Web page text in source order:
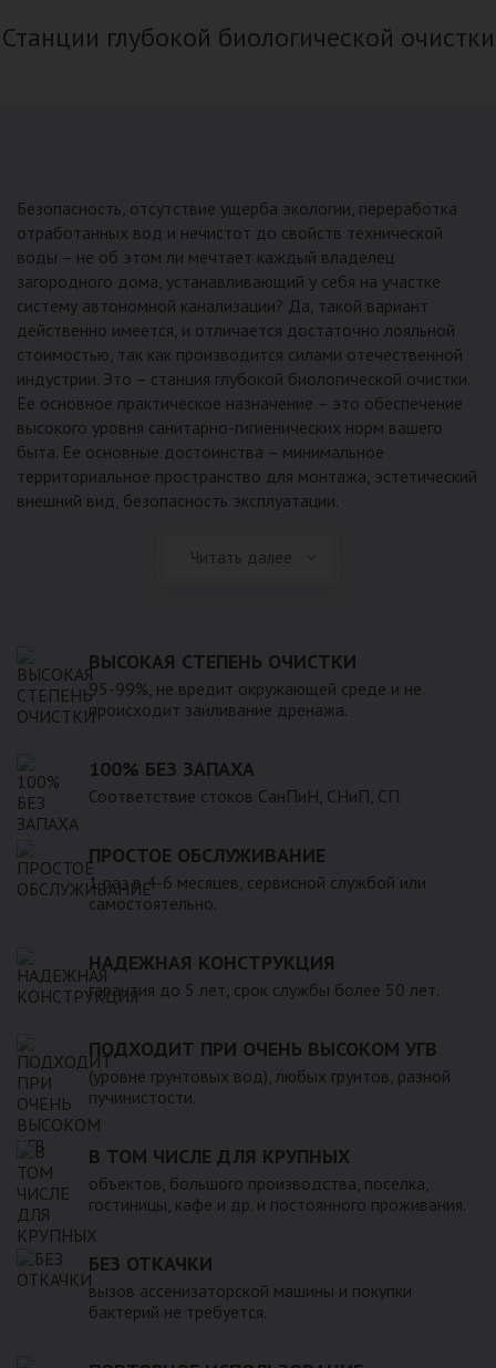
Станции глубокой биологической очистки
Безопасность, отсутствие ущерба экологии, переработка
отработанных вод и нечистот до свойств технической
воды – не об этом ли мечтает каждый владелец
загородного дома, устанавливающий у себя на участке
систему автономной канализации? Да, такой вариант
действенно имеется, и отличается достаточно лояльной
стоимостью, так как производится силами отечественной
индустрии. Это – станция глубокой биологической очистки.
Ее основное практическое назначение – это обеспечение
высокого уровня санитарно-гигиенических норм вашего
быта. Ее основные достоинства – минимальное
территориальное пространство для монтажа, эстетический
внешний вид, безопасность эксплуатации.
Читать далее
ВЫСОКАЯ СТЕПЕНЬ ОЧИСТКИ
95-99%, не вредит окружающей среде и не
происходит заиливание дренажа.
100% БЕЗ ЗАПАХА
Соответствие стоков СанПиН, СНиП, СП.
ПРОСТОЕ ОБСЛУЖИВАНИЕ
1 раз в 4-6 месяцев, сервисной службой или
самостоятельно.
НАДЕЖНАЯ КОНСТРУКЦИЯ
гарантия до 5 лет, срок службы более 50 лет.
ПОДХОДИТ ПРИ ОЧЕНЬ ВЫСОКОМ УГВ
(уровне грунтовых вод), любых грунтов, разной
пучинистости.
В ТОМ ЧИСЛЕ ДЛЯ КРУПНЫХ
объектов, большого производства, поселка,
гостиницы, кафе и др. и постоянного проживания.
БЕЗ ОТКАЧКИ
вызов ассенизаторской машины и покупки
бактерий не требуется.